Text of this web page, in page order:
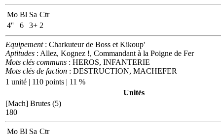
Mo Bl Sa Ctr
4''
6 3+ 2
Equipement: Charkuteur de Boss et Kikoup'
Aptitudes : Allez, Kognez !, Commandant à la Poigne de Fer
Mots clés communs : HEROS, INFANTERIE
Mots clés de faction : DESTRUCTION, MACHEFER
1 unité | 110 points | 11 %
Unités
[Mach] Brutes (5)
180
Mo Bl Sa Ctr